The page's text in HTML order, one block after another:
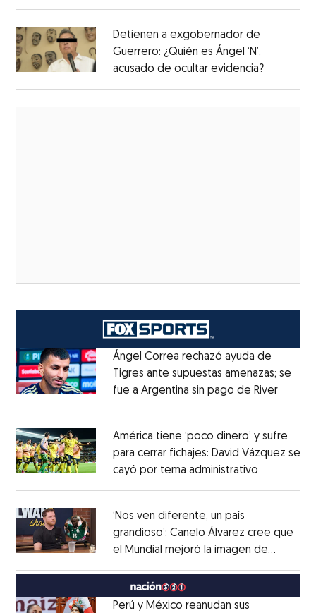
Detienen a exgobernador de
Guerrero: ¿Quién es Ángel ‘N’,
acusado de ocultar evidencia?
Ángel Correa rechazó ayuda de
Tigres ante supuestas amenazas; se
fue a Argentina sin pago de RiverOpens
América tiene ‘poco dinero’ y sufre
para cerrar fichajes: David Vázquez se
cayó por tema administrativo
‘Nos ven diferente, un país
grandioso’: Canelo Álvarez cree que
el Mundial mejoró la imagen de
MéxicoOpens in new window
Perú y México reanudan sus